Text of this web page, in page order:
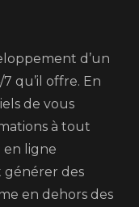
d’un
qu’il offre. En
de vous
à tout
en ligne
des
en dehors des